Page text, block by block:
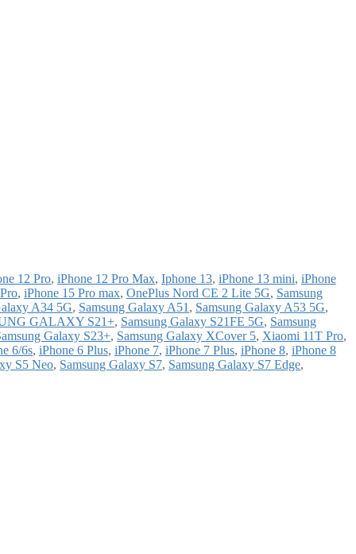
12 Pro, iPhone 12 Pro Max, Iphone 13, iPhone 13 mini, iPhone
, iPhone 15 Pro max, OnePlus Nord CE 2 Lite 5G, Samsung
A34 5G, Samsung Galaxy A51 , Samsung Galaxy A53 5G,
GALAXY S21+, Samsung Galaxy S21FE 5G, Samsung
Galaxy S23+, Samsung Galaxy XCover 5, Xiaomi 11T Pro,
6/6s, iPhone 6 Plus, iPhone 7, iPhone 7 Plus, iPhone 8, iPhone 8
S5 Neo, Samsung Galaxy S7, Samsung Galaxy S7 Edge,